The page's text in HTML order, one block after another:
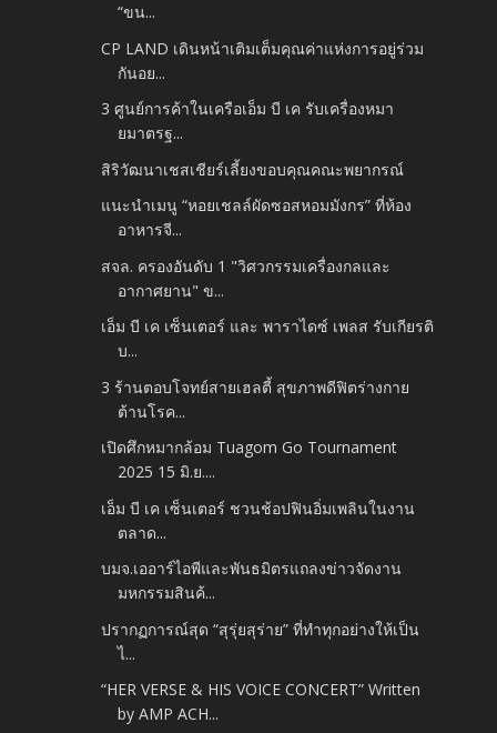
“ขน...
CP LAND เดินหน้าเติมเต็มคุณค่าแห่งการอยู่ร่วม
กันอย...
3 ศูนย์การค้าในเครือเอ็ม บี เค รับเครื่องหมา
ยมาตรฐ...
สิริวัฒนาเชสเชียร์เลี้ยงขอบคุณคณะพยากรณ์
แนะนำเมนู “หอยเชลล์ผัดซอสหอมมังกร” ที่ห้อง
อาหารจี...
สจล. ครองอันดับ 1 "วิศวกรรมเครื่องกลและ
อากาศยาน" ข...
เอ็ม บี เค เซ็นเตอร์ และ พาราไดซ์ เพลส รับเกียรติ
บ...
3 ร้านตอบโจทย์สายเฮลตี้ สุขภาพดีฟิตร่างกาย
ต้านโรค...
เปิดศึกหมากล้อม Tuagom Go Tournament
2025 15 มิ.ย....
เอ็ม บี เค เซ็นเตอร์ ชวนช้อปฟินอิ่มเพลินในงาน
ตลาด...
บมจ.เออาร์ไอพีและพันธมิตรแถลงข่าวจัดงาน
มหกรรมสินค้...
ปรากฏการณ์สุด “สุรุ่ยสุร่าย” ที่ทำทุกอย่างให้เป็น
ไ...
“HER VERSE & HIS VOICE CONCERT” Written
by AMP ACH...